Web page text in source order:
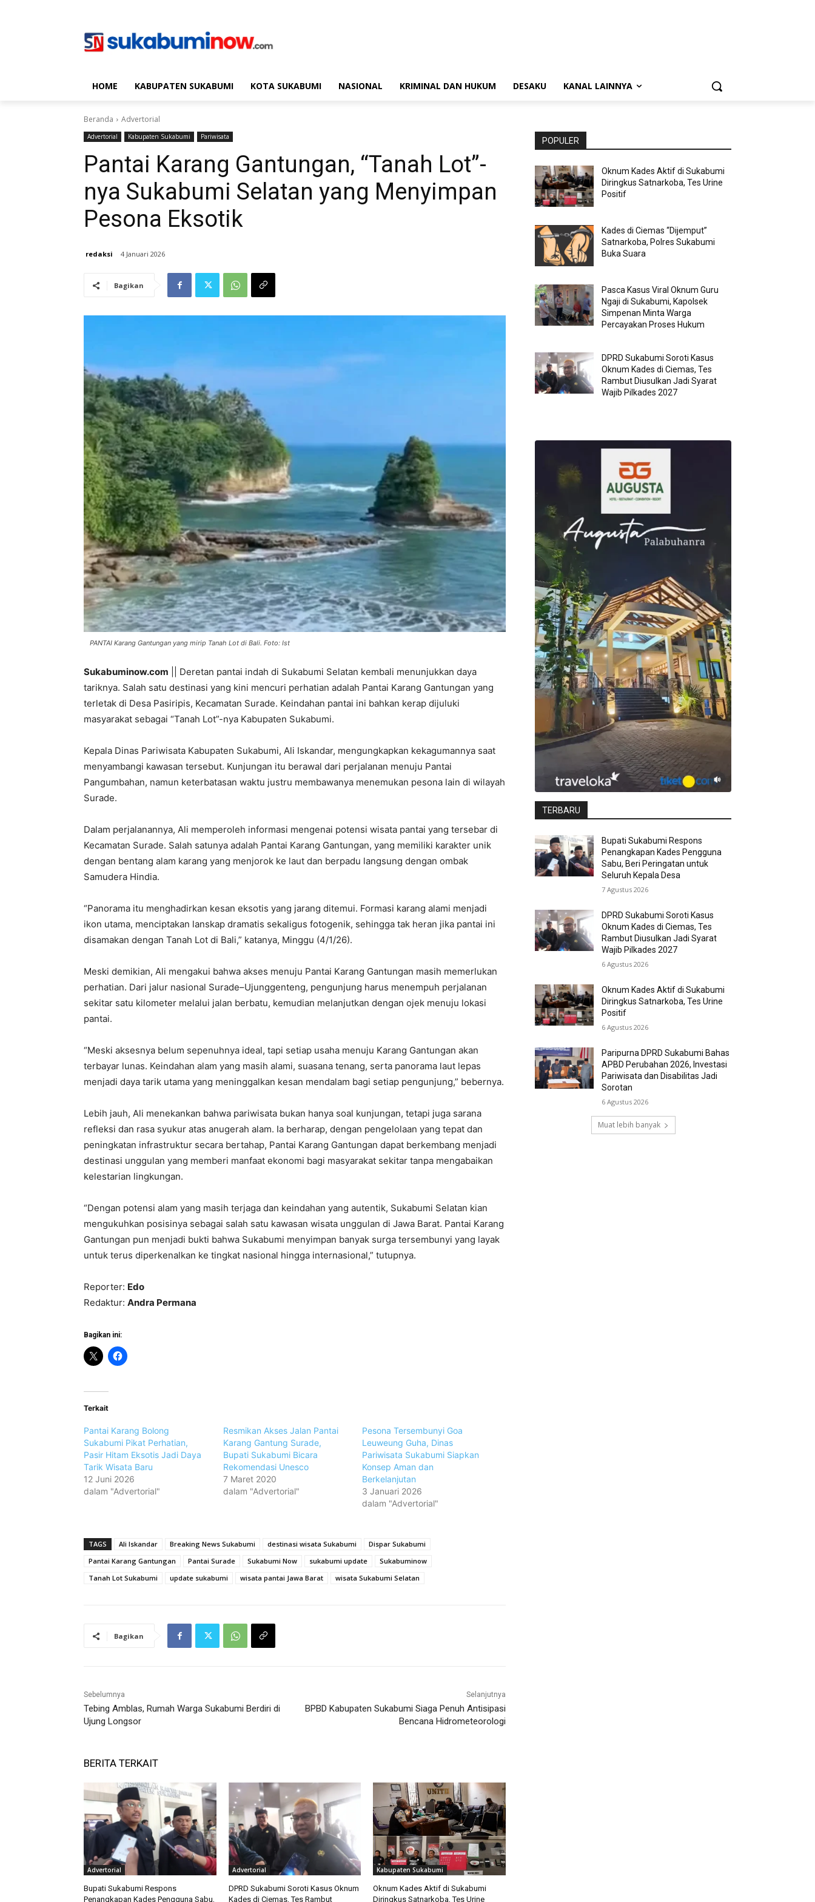
HOME KABUPATEN SUKABUMI KOTA SUKABUMI NASIONAL KRIMINAL DAN HUKUM DESAKU KANAL LAINNYA
Beranda Advertorial
Advertorial Kabupaten Sukabumi Pariwisata
Pantai Karang Gantungan, “Tanah Lot”-
nya Sukabumi Selatan yang Menyimpan
Pesona Eksotik
redaksi 4 Januari 2026
Bagikan
PANTAI Karang Gantungan yang mirip Tanah Lot di Bali. Foto: Ist
Sukabuminow.com || Deretan pantai indah di Sukabumi Selatan kembali menunjukkan daya
tariknya. Salah satu destinasi yang kini mencuri perhatian adalah Pantai Karang Gantungan yang
terletak di Desa Pasiripis, Kecamatan Surade. Keindahan pantai ini bahkan kerap dijuluki
masyarakat sebagai “Tanah Lot”-nya Kabupaten Sukabumi.
Kepala Dinas Pariwisata Kabupaten Sukabumi, Ali Iskandar, mengungkapkan kekagumannya saat
menyambangi kawasan tersebut. Kunjungan itu berawal dari perjalanan menuju Pantai
Pangumbahan, namun keterbatasan waktu justru membawanya menemukan pesona lain di wilayah
Surade.
Dalam perjalanannya, Ali memperoleh informasi mengenai potensi wisata pantai yang tersebar di
Kecamatan Surade. Salah satunya adalah Pantai Karang Gantungan, yang memiliki karakter unik
dengan bentang alam karang yang menjorok ke laut dan berpadu langsung dengan ombak
Samudera Hindia.
“Panorama itu menghadirkan kesan eksotis yang jarang ditemui. Formasi karang alami menjadi
ikon utama, menciptakan lanskap dramatis sekaligus fotogenik, sehingga tak heran jika pantai ini
disamakan dengan Tanah Lot di Bali,” katanya, Minggu (4/1/26).
Meski demikian, Ali mengakui bahwa akses menuju Pantai Karang Gantungan masih memerlukan
perhatian. Dari jalur nasional Surade–Ujunggenteng, pengunjung harus menempuh perjalanan
sekitar satu kilometer melalui jalan berbatu, kemudian melanjutkan dengan ojek menuju lokasi
pantai.
“Meski aksesnya belum sepenuhnya ideal, tapi setiap usaha menuju Karang Gantungan akan
terbayar lunas. Keindahan alam yang masih alami, suasana tenang, serta panorama laut lepas
menjadi daya tarik utama yang meninggalkan kesan mendalam bagi setiap pengunjung,” bebernya.
Lebih jauh, Ali menekankan bahwa pariwisata bukan hanya soal kunjungan, tetapi juga sarana
refleksi dan rasa syukur atas anugerah alam. Ia berharap, dengan pengelolaan yang tepat dan
peningkatan infrastruktur secara bertahap, Pantai Karang Gantungan dapat berkembang menjadi
destinasi unggulan yang memberi manfaat ekonomi bagi masyarakat sekitar tanpa mengabaikan
kelestarian lingkungan.
“Dengan potensi alam yang masih terjaga dan keindahan yang autentik, Sukabumi Selatan kian
mengukuhkan posisinya sebagai salah satu kawasan wisata unggulan di Jawa Barat. Pantai Karang
Gantungan pun menjadi bukti bahwa Sukabumi menyimpan banyak surga tersembunyi yang layak
untuk terus diperkenalkan ke tingkat nasional hingga internasional,” tutupnya.
Reporter: Edo
Redaktur: Andra Permana
Bagikan ini:
Terkait
Pantai Karang Bolong
Sukabumi Pikat Perhatian,
Pasir Hitam Eksotis Jadi Daya
Tarik Wisata Baru
12 Juni 2026
dalam "Advertorial"
Resmikan Akses Jalan Pantai
Karang Gantung Surade,
Bupati Sukabumi Bicara
Rekomendasi Unesco
7 Maret 2020
dalam "Advertorial"
Pesona Tersembunyi Goa
Leuweung Guha, Dinas
Pariwisata Sukabumi Siapkan
Konsep Aman dan
Berkelanjutan
3 Januari 2026
dalam "Advertorial"
TAGS Ali Iskandar Breaking News Sukabumi destinasi wisata Sukabumi
Dispar Sukabumi
Pantai Karang Gantungan
Pantai Surade Sukabumi Now sukabumi update
Sukabuminow
Tanah Lot Sukabumi
update sukabumi wisata pantai Jawa Barat wisata Sukabumi Selatan
Bagikan
Sebelumnya
Tebing Amblas, Rumah Warga Sukabumi Berdiri di
Ujung Longsor
Selanjutnya
BPBD Kabupaten Sukabumi Siaga Penuh Antisipasi
Bencana Hidrometeorologi
BERITA TERKAIT
Advertorial
Bupati Sukabumi Respons
Penangkapan Kades Pengguna Sabu,
Advertorial
DPRD Sukabumi Soroti Kasus Oknum
Kades di Ciemas, Tes Rambut
Kabupaten Sukabumi
Oknum Kades Aktif di Sukabumi
Diringkus Satnarkoba, Tes Urine
POPULER
Oknum Kades Aktif di Sukabumi
Diringkus Satnarkoba, Tes Urine
Positif
Kades di Ciemas “Dijemput”
Satnarkoba, Polres Sukabumi
Buka Suara
Pasca Kasus Viral Oknum Guru
Ngaji di Sukabumi, Kapolsek
Simpenan Minta Warga
Percayakan Proses Hukum
DPRD Sukabumi Soroti Kasus
Oknum Kades di Ciemas, Tes
Rambut Diusulkan Jadi Syarat
Wajib Pilkades 2027
TERBARU
Bupati Sukabumi Respons
Penangkapan Kades Pengguna
Sabu, Beri Peringatan untuk
Seluruh Kepala Desa
7 Agustus 2026
DPRD Sukabumi Soroti Kasus
Oknum Kades di Ciemas, Tes
Rambut Diusulkan Jadi Syarat
Wajib Pilkades 2027
6 Agustus 2026
Oknum Kades Aktif di Sukabumi
Diringkus Satnarkoba, Tes Urine
Positif
6 Agustus 2026
Paripurna DPRD Sukabumi Bahas
APBD Perubahan 2026, Investasi
Pariwisata dan Disabilitas Jadi
Sorotan
6 Agustus 2026
Muat lebih banyak